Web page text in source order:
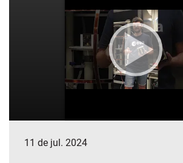
11 de jul. 2024